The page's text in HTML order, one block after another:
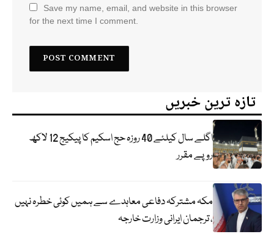
Save my name, email, and website in this browser
for the next time I comment.
تازہ ترین خبریں
اگلے سال کیلئے 40 روزہ حج اسکیم کا پیکیج 12 لاکھ
روپے مقرر
مکہ مشترکہ دفاعی معاہدے سے ہمیں کوئی خطرہ نہیں
، ترجمان ایرانی وزارت خارجہ